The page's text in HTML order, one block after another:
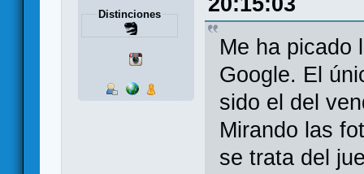
Distinciones
Me ha picado
Google. El
sido el del
Mirando las
se trata del